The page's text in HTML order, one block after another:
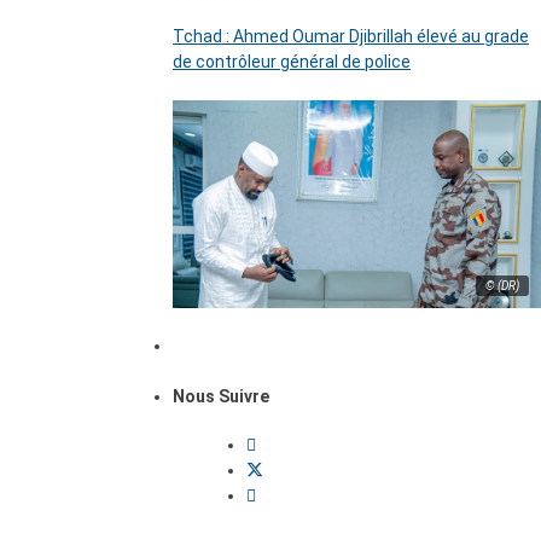
Tchad : Ahmed Oumar Djibrillah élevé au grade
de contrôleur général de police
© (DR)
Nous Suivre